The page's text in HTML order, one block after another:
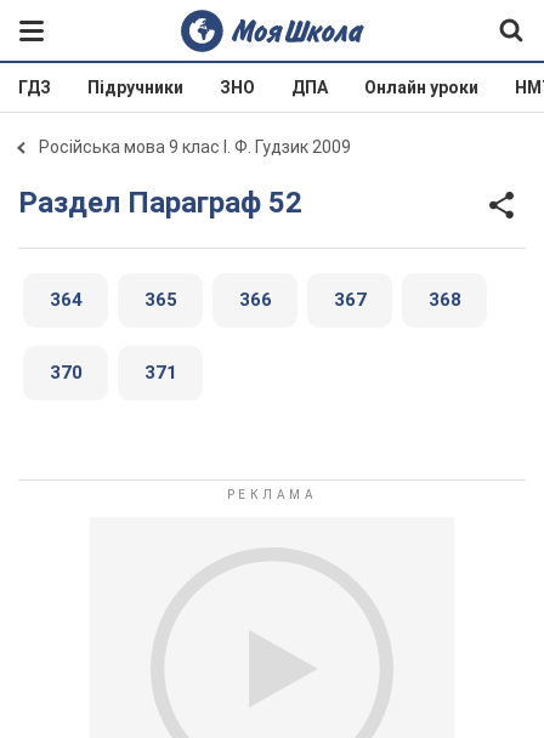
ГДЗ Підручники ЗНО ДПА Онлайн уроки
Російська мова 9 клас І. Ф. Гудзик 2009
Раздел Параграф 52
364 365 366 367 368
370 371